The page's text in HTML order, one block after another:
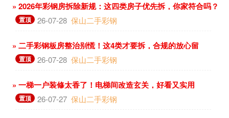
» 2026年彩钢房拆除新规：这四类房子优先拆，你家符合吗？
置顶 26-07-28 保山二手彩钢
» 二手彩钢板房整治别慌！这4类才要拆，合规的放心留
置顶 26-07-28 保山二手彩钢
» 一梯一户装修太香了！电梯间改造玄关，好看又实用
置顶 26-07-27 保山二手彩钢